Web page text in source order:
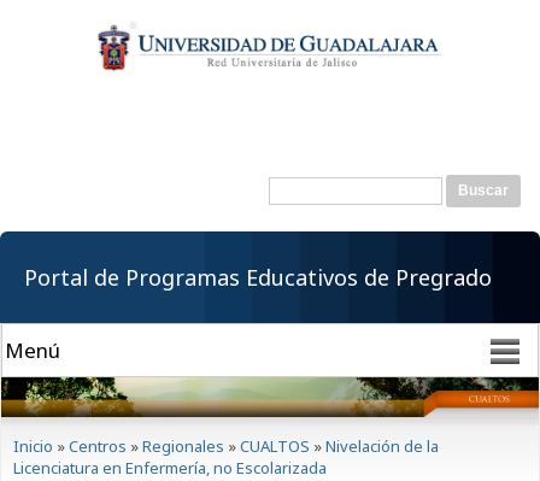
contenido
principal
Formulario de
Buscar
Portal de Programas Educativos de Pregrado
Inicio »Centros »Regionales »CUALTOS »Nivelación de la
Licenciatura en Enfermería, no Escolarizada